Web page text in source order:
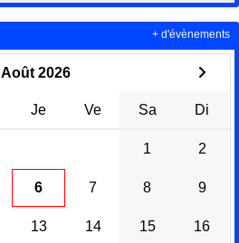
Août 2026
Je Ve Sa Di
1 2
6 7 8 9
13 14 15 16
+ d'évènements